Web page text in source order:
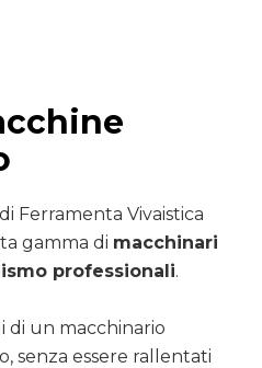
Ferramenta Vivaistica
gamma di macchinari
professionali.
di un macchinario
senza essere rallentati